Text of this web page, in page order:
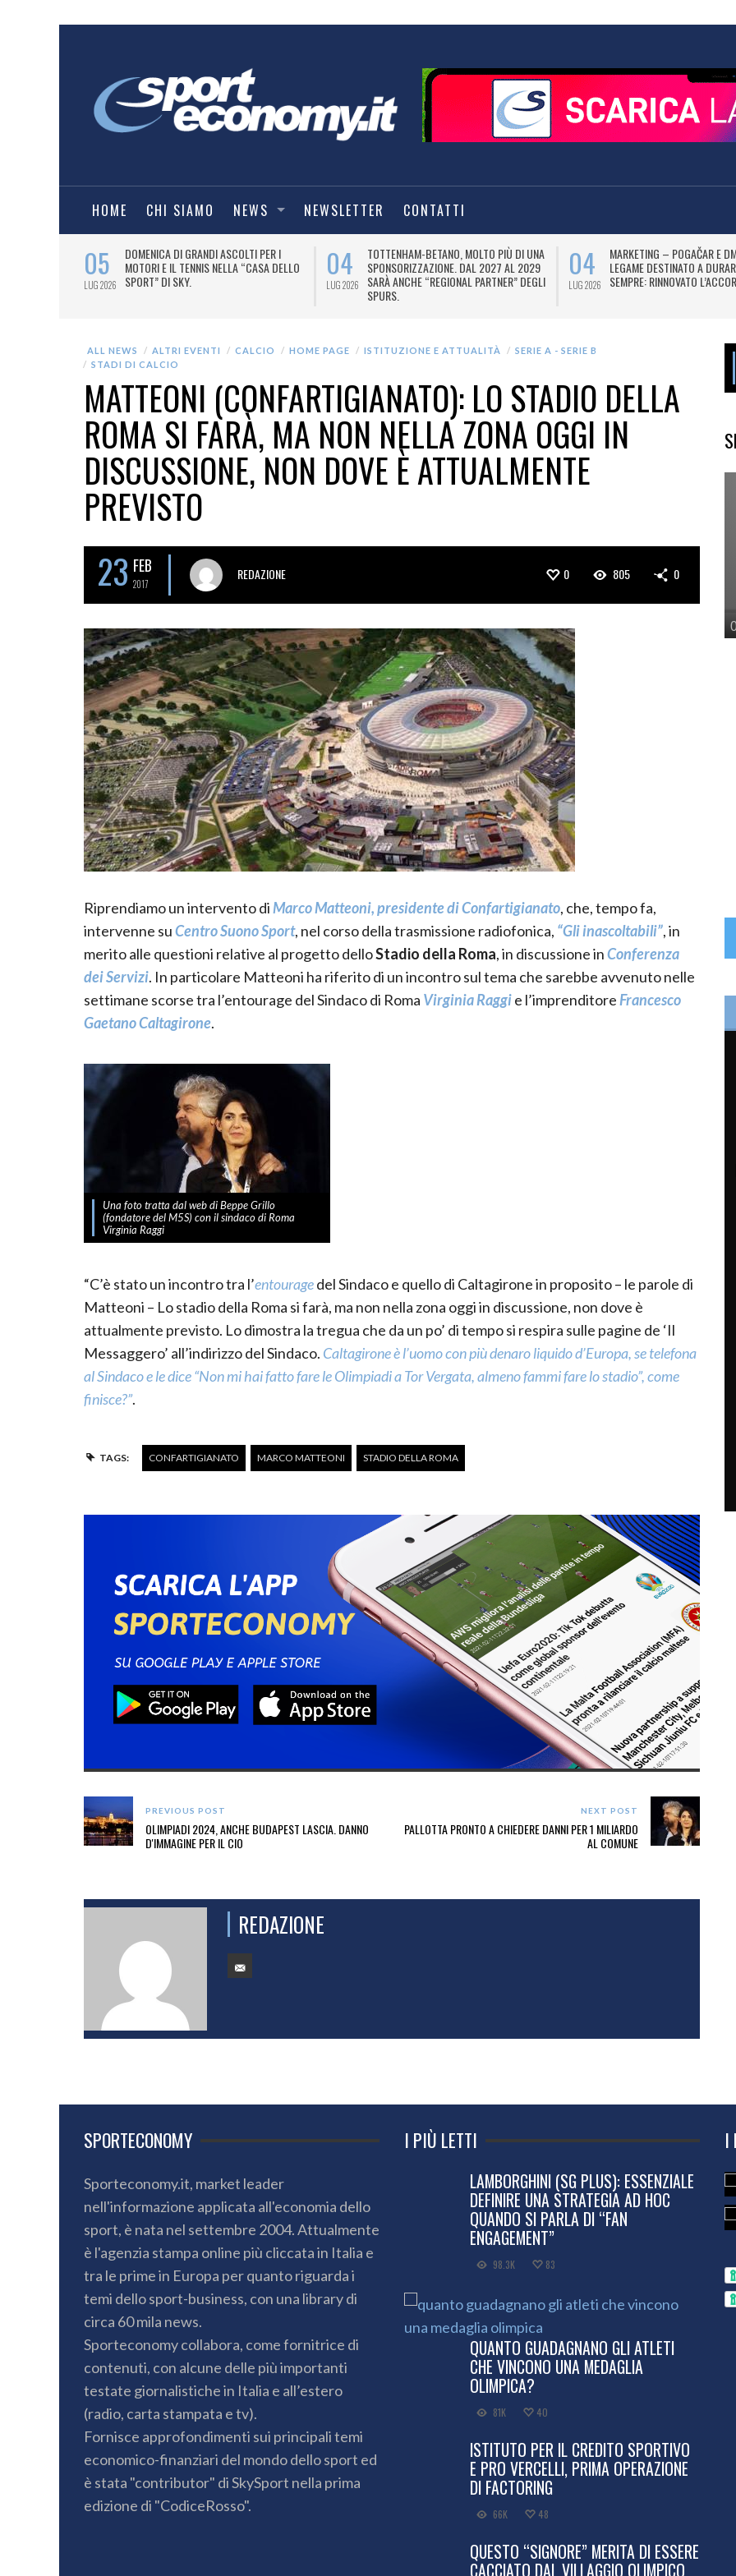
HOME CHI SIAMO NEWS NEWSLETTER CONTATTI
05
LUG 2026
DOMENICA DI GRANDI ASCOLTI PER I
MOTORI E IL TENNIS NELLA “CASA DELLO
SPORT” DI SKY.
04
LUG 2026
TOTTENHAM-BETANO, MOLTO PIÙ DI UNA
SPONSORIZZAZIONE. DAL 2027 AL 2029
SARÀ ANCHE “REGIONAL PARTNER” DEGLI
SPURS.
04
LUG 2026
MARKETING – POGAČAR E
LEGAME DESTINATO A
SEMPRE: RINNOVATO
ALL NEWS ALTRI EVENTI CALCIO HOME PAGE ISTITUZIONE E ATTUALITÀ
SERIE A - SERIE B
STADI DI CALCIO
MATTEONI (CONFARTIGIANATO): LO STADIO DELLA
ROMA SI FARÀ, MA NON NELLA ZONA OGGI IN
DISCUSSIONE, NON DOVE È ATTUALMENTE
PREVISTO
23 FEB
2017
REDAZIONE 0 805 0
Riprendiamo un intervento diMarco Matteoni, presidente di Confartigianato, che, tempo fa,
intervenne suCentro Suono Sport, nel corso della trasmissione radiofonica, “Gli inascoltabili”, in
merito alle questioni relative al progetto delloStadio della Roma, in discussione inConferenza
dei Servizi. In particolare Matteoni ha riferito di un incontro sul tema che sarebbe avvenuto nelle
settimane scorse tra l’entourage del Sindaco di Roma Virginia Raggie l’imprenditoreFrancesco
Gaetano Caltagirone.
Una foto tratta dal web di Beppe Grillo
(fondatore del M5S) con il sindaco di Roma
Virginia Raggi
“C’è stato un incontro tra l’entouragedel Sindaco e quello di Caltagirone in proposito – le parole di
Matteoni – Lo stadio della Roma si farà, ma non nella zona oggi in discussione, non dove è
attualmente previsto. Lo dimostra la tregua che da un po’ di tempo si respira sulle pagine de ‘Il
Messaggero’ all’indirizzo del Sindaco. Caltagirone è l’uomo con più denaro liquido d’Europa, se telefona
al Sindaco e le dice “Non mi hai fatto fare le Olimpiadi a Tor Vergata, almeno fammi fare lo stadio”, come
finisce?”.
TAGS: CONFARTIGIANATO MARCO MATTEONI STADIO DELLA ROMA
PREVIOUS POST
OLIMPIADI 2024, ANCHE BUDAPEST LASCIA. DANNO
D'IMMAGINE PER IL CIO
NEXT POST
PALLOTTA PRONTO A CHIEDERE DANNI PER 1 MILIARDO
AL COMUNE
REDAZIONE
SPORTECONOMY
Sporteconomy.it, market leader
nell'informazione applicata all'economia dello
sport, è nata nel settembre 2004. Attualmente
è l'agenzia stampa online più cliccata in Italia e
tra le prime in Europa per quanto riguarda i
temi dello sport-business, con una library di
circa 60 mila news.
Sporteconomy collabora, come fornitrice di
contenuti, con alcune delle più importanti
testate giornalistiche in Italia e all’estero
(radio, carta stampata e tv).
Fornisce approfondimenti sui principali temi
economico-finanziari del mondo dello sport ed
è stata "contributor" di SkySport nella prima
edizione di "CodiceRosso".
I PIÙ LETTI
LAMBORGHINI (SG PLUS): ESSENZIALE
DEFINIRE UNA STRATEGIA AD HOC
QUANDO SI PARLA DI “FAN
ENGAGEMENT”
98.3K 83
QUANTO GUADAGNANO GLI ATLETI
CHE VINCONO UNA MEDAGLIA
OLIMPICA?
81K 40
ISTITUTO PER IL CREDITO SPORTIVO
E PRO VERCELLI, PRIMA OPERAZIONE
DI FACTORING
66K 48
QUESTO “SIGNORE” MERITA DI ESSERE
CACCIATO DAL VILLAGGIO OLIMPICO
I